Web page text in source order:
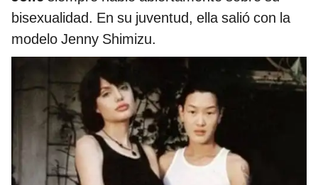
bisexualidad. En su juventud, ella salió con la
modelo Jenny Shimizu.